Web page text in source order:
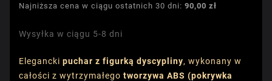
Najniższa cena w ciągu ostatnich 30 dni: 90,00 zł
Wysyłka w ciągu 5-8 dni
Elegancki puchar z figurką dyscypliny, wykonany w
całości z wytrzymałego tworzywa ABS (pokrywka